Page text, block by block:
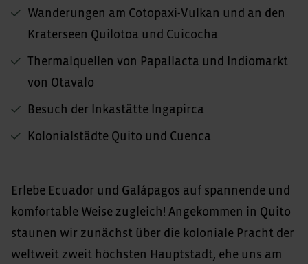
Wanderungen am Cotopaxi-Vulkan und an den
Kraterseen Quilotoa und Cuicocha
Thermalquellen von Papallacta und Indiomarkt
von Otavalo
Besuch der Inkastätte Ingapirca
Kolonialstädte Quito und Cuenca
Erlebe Ecuador und Galápagos auf spannende und
komfortable Weise zugleich! Angekommen in Quito
staunen wir zunächst über die koloniale Pracht der
weltweit zweit höchsten Hauptstadt, ehe uns am